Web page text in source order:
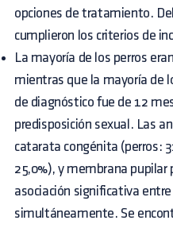
opciones de tratamiento.
cumplieron los criterios de
La mayoría de los perros
mientras que la mayoría de
de diagnóstico fue de 12
predisposición sexual. Las
catarata congénita (perros:
25,0%), y membrana
asociación significativa
simultáneamente. Se